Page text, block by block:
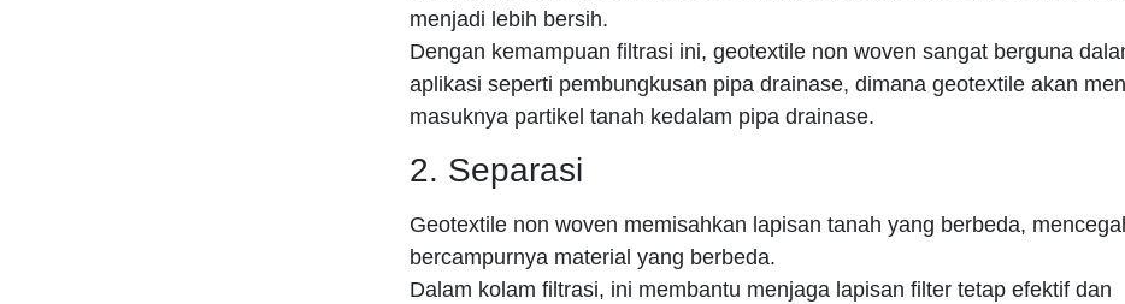
menjadi lebih bersih.
Dengan kemampuan filtrasi ini, geotextile non woven sangat berguna
aplikasi seperti pembungkusan pipa drainase, dimana geotextile akan
masuknya partikel tanah kedalam pipa drainase.
2. Separasi
Geotextile non woven memisahkan lapisan tanah yang berbeda,
bercampurnya material yang berbeda.
Dalam kolam filtrasi, ini membantu menjaga lapisan filter tetap efektif dan